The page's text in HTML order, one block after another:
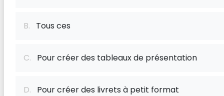
B. Tous ces
C. Pour créer des tableaux de présentation
D. Pour créer des livrets à petit format